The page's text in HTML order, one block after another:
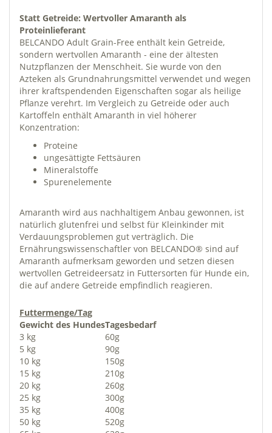
Statt Getreide: Wertvoller Amaranth als
Proteinlieferant
BELCANDO Adult Grain-Free enthält kein Getreide,
sondern wertvollen Amaranth - eine der ältesten
Nutzpflanzen der Menschheit. Sie wurde von den
Azteken als Grundnahrungsmittel verwendet und wegen
ihrer kraftspendenden Eigenschaften sogar als heilige
Pflanze verehrt. Im Vergleich zu Getreide oder auch
Kartoffeln enthält Amaranth in viel höherer
Konzentration:
Proteine
ungesättigte Fettsäuren
Mineralstoffe
Spurenelemente
Amaranth wird aus nachhaltigem Anbau gewonnen, ist
natürlich glutenfrei und selbst für Kleinkinder mit
Verdauungsproblemen gut verträglich. Die
Ernährungswissenschaftler von BELCANDO® sind auf
Amaranth aufmerksam geworden und setzen diesen
wertvollen Getreideersatz in Futtersorten für Hunde ein,
die auf andere Getreide empfindlich reagieren.
Futtermenge/Tag
Gewicht des HundesTagesbedarf
3 kg
60g
5 kg
90g
10 kg
150g
15 kg
210g
20 kg
260g
25 kg
300g
35 kg
400g
50 kg
520g